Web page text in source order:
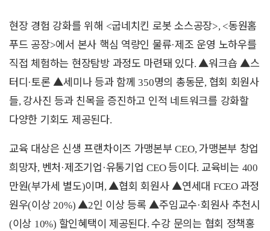
현장 경험 강화를 위해 <굽네치킨 로봇 소스공장>, <동원홈
푸드 공장>에서 본사 핵심 역량인 물류·제조 운영 노하우를
직접 체험하는 현장탐방 과정도 마련돼 있다. ▲워크숍 ▲스
터디·토론 ▲세미나 등과 함께350명의 총동문, 협회 회원사
들, 강사진 등과 친목을 증진하고 인적 네트워크를 강화할
다양한 기회도 제공된다.
교육 대상은 신생 프랜차이즈 가맹본부CEO, 가맹본부 창업
희망자, 벤처 ·제조기업 ·유통기업CEO등이다. 교육비는 400
만원(부가세 별도)이며, ▲협회 회원사 ▲연세대 FCEO 과정
원우(이상 20%) ▲2인 이상 등록 ▲주임교수·회원사 추천시
(이상 10%) 할인혜택이 제공된다.수강 문의는 협회 정책홍